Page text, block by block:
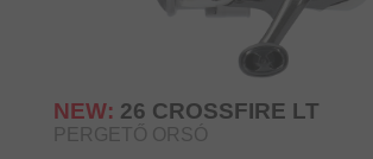
NEW: 26 CROSSFIRE LT
PERGETŐ ORSÓ